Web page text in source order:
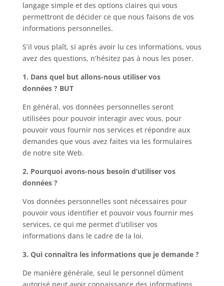
langage simple et des options claires qui vous
permettront de décider ce que nous faisons de vos
informations personnelles.
S’il vous plaît, si après avoir lu ces informations, vous
avez des questions, n’hésitez pas à nous les poser.
1. Dans quel but allons-nous utiliser vos
données ? BUT
En général, vos données personnelles seront
utilisées pour pouvoir interagir avec vous, pour
pouvoir vous fournir nos services et répondre aux
demandes que vous avez faites via les formulaires
de notre site Web.
2. Pourquoi avons-nous besoin d’utiliser vos
données ?
Vos données personnelles sont nécessaires pour
pouvoir vous identifier et pouvoir vous fournir mes
services, ce qui me permet d’utiliser vos
informations dans le cadre de la loi.
3. Qui connaîtra les informations que je demande ?
De manière générale, seul le personnel dûment